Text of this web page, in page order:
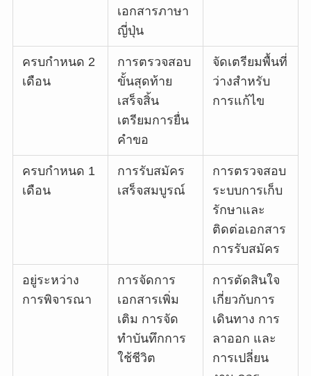
เอกสารภาษา
ญี่ปุ่น
ครบกำหนด 2
เดือน
การตรวจสอบ
ขั้นสุดท้าย
เสร็จสิ้น
เตรียมการยื่น
คำขอ
จัดเตรียมพื้นที่
ว่างสำหรับ
การแก้ไข
ครบกำหนด 1
เดือน
การรับสมัคร
เสร็จสมบูรณ์
การตรวจสอบ
ระบบการเก็บ
รักษาและ
ติดต่อเอกสาร
การรับสมัคร
อยู่ระหว่าง
การพิจารณา
การจัดการ
เอกสารเพิ่ม
เติม การจัด
ทำบันทึกการ
ใช้ชีวิต
การตัดสินใจ
เกี่ยวกับการ
เดินทาง การ
ลาออก และ
การเปลี่ยน